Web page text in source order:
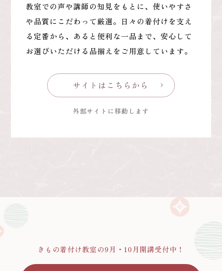
教室での声や講師の知見をもとに、使いやすさ
や品質にこだわって厳選。日々の着付けを支え
る定番から、あると便利な一品まで、安心して
お選びいただける品揃えをご用意しています。
サイトはこちらから chevron_right
外部サイトに移動します
きもの着付け教室の9月・10月開講受付中！